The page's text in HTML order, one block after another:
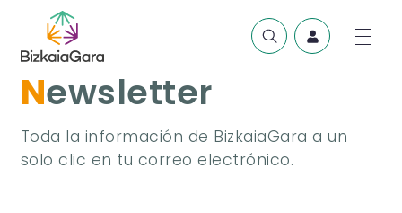
Newsletter
Toda la información de BizkaiaGara a un
solo clic en tu correo electrónico.